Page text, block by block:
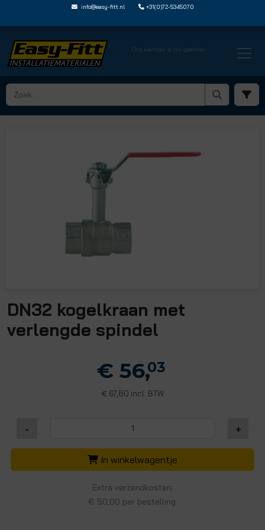
info@easy-fitt.nl +31(0)72-5345070
Ons kantoor is nu gesloten
HOME › KOGELKRANEN › KOGELKRANEN MET VERLENGDE SPINDEL › KKL54BI 54BIR
DN32 kogelkraan met
verlengde spindel
€ 56,03
€ 67,80 incl. BTW
- +
In winkelwagentje
Extra verzendkosten:
€ 50,00 per bestelling.